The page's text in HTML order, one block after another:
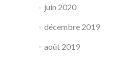
juin 2020
décembre 2019
août 2019